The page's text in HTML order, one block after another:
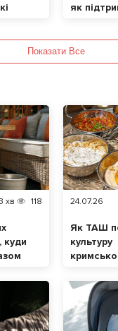
як
Показати Все
хв 118
куди
24.07.26
Як ТАШ
культуру